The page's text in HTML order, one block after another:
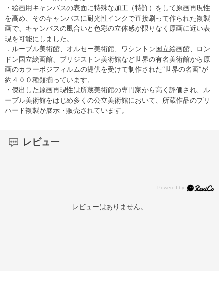
・絵画用キャンバスの表面に特殊な加工（特許）をして原画再現性
を高め、そのキャンバスに耐光性インクで直接刷って作られた複製
画で、キャンバスの風合いと色彩の立体感が限りなく原画に近い表
現を可能にしました。
．ルーブル美術館、オルセー美術館、ワシントン国立絵画館、ロン
ドン国立絵画館、ブリジストン美術館など世界の有名美術館から原
画のカラーポジフィルムの提供を受けて制作された“世界の名画”が
約４００種類揃っています。
・傑出した原画再現性は所蔵美術館の専門家から高く評価され、ル
ーブル美術館をはじめ多くの公立美術館において、所蔵作品のプリ
ハード複製が展示・販売されています。
レビュー
レビューはありません。